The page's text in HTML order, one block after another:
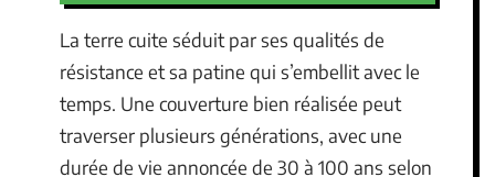
La terre cuite séduit par ses qualités de
résistance et sa patine qui s’embellit avec le
temps. Une couverture bien réalisée peut
traverser plusieurs générations, avec une
durée de vie annoncée de 30 à 100 ans selon